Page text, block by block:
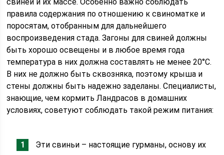
правила содержания по отношению к свиноматке и
поросятам, отобранным для дальнейшего
воспроизведения стада. Загоны для свиней должны
быть хорошо освещены и в любое время года
температура в них должна составлять не менее 20°C.
В них не должно быть сквозняка, поэтому крыша и
стены должны быть надежно заделаны. Специалисты,
знающие, чем кормить Ландрасов в домашних
условиях, советуют соблюдать такой режим питания:
Эти свиньи – настоящие гурманы, основу их